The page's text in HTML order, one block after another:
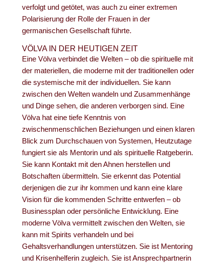
verfolgt und getötet, was auch zu einer extremen
Polarisierung der Rolle der Frauen in der
germanischen Gesellschaft führte.
VÖLVA IN DER HEUTIGEN ZEIT
Eine Völva verbindet die Welten – ob die spirituelle mit
der materiellen, die moderne mit der traditionellen oder
die systemische mit der individuellen. Sie kann
zwischen den Welten wandeln und Zusammenhänge
und Dinge sehen, die anderen verborgen sind. Eine
Völva hat eine tiefe Kenntnis von
zwischenmenschlichen Beziehungen und einen klaren
Blick zum Durchschauen von Systemen, Heutzutage
fungiert sie als Mentorin und als spirituelle Ratgeberin.
Sie kann Kontakt mit den Ahnen herstellen und
Botschaften übermitteln. Sie erkennt das Potential
derjenigen die zur ihr kommen und kann eine klare
Vision für die kommenden Schritte entwerfen – ob
Businessplan oder persönliche Entwicklung. Eine
moderne Völva vermittelt zwischen den Welten, sie
kann mit Spirits verhandeln und bei
Gehaltsverhandlungen unterstützen. Sie ist Mentoring
und Krisenhelferin zugleich. Sie ist Ansprechpartnerin